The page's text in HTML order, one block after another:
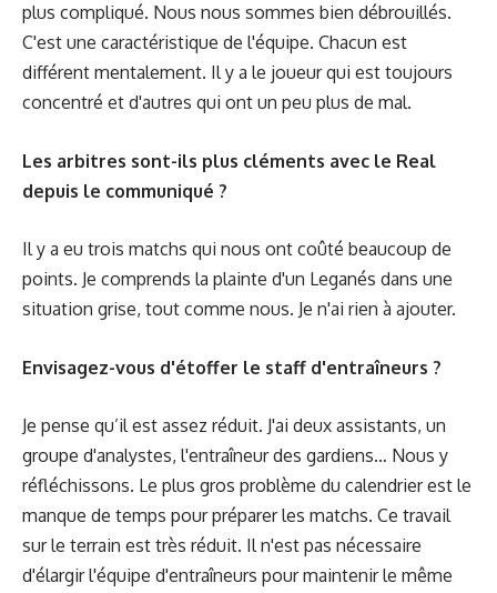
plus compliqué. Nous nous sommes bien débrouillés.
C'est une caractéristique de l'équipe. Chacun est
différent mentalement. Il y a le joueur qui est toujours
concentré et d'autres qui ont un peu plus de mal.
Les arbitres sont-ils plus cléments avec le Real
depuis le communiqué ?
Il y a eu trois matchs qui nous ont coûté beaucoup de
points. Je comprends la plainte d'un Leganés dans une
situation grise, tout comme nous. Je n'ai rien à ajouter.
Envisagez-vous d'étoffer le staff d'entraîneurs ?
Je pense qu’il est assez réduit. J'ai deux assistants, un
groupe d'analystes, l'entraîneur des gardiens… Nous y
réfléchissons. Le plus gros problème du calendrier est le
manque de temps pour préparer les matchs. Ce travail
sur le terrain est très réduit. Il n'est pas nécessaire
d'élargir l'équipe d'entraîneurs pour maintenir le même